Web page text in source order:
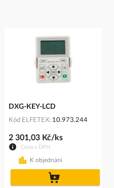
DXG-KEY-LCD
Kód ELFETEX 10.973.244
Cena s DPH
2 301,03 Kč/ks
K objednání